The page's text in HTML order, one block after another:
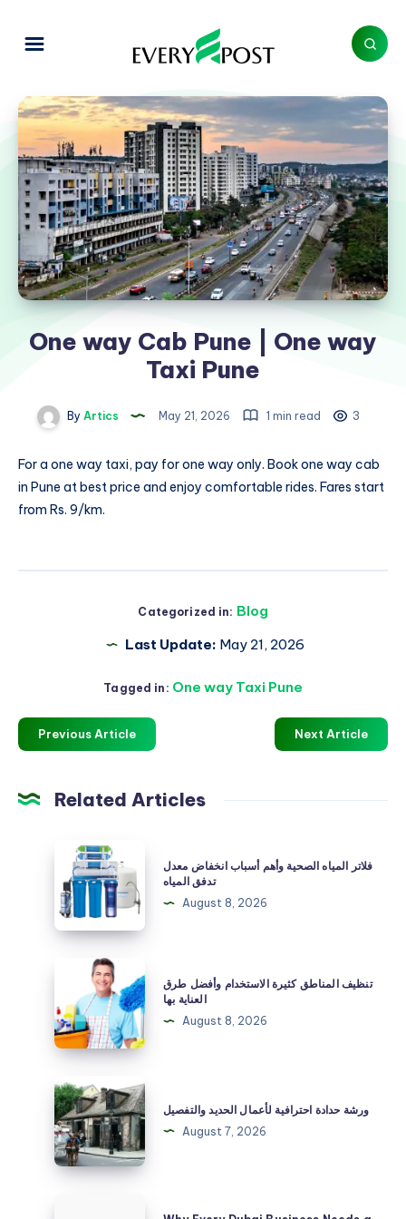
One way Cab Pune | One way
Taxi Pune
By Artics May 21, 2026 1 min read 3
For a one way taxi, pay for one way only. Bookone way cab
in Pune at best price and enjoy comfortable rides. Fares start
from Rs. 9/km.
Categorized in: Blog
Last Update: May 21, 2026
Tagged in: One way Taxi Pune
Previous Article Next Article
Related Articles
فلاتر
المياه
الصحية
وأهم
أسباب
انخفاض
تدفق
المياه
فلاتر المياه الصحية وأهم أسباب انخفاض معدل
تدفق المياه
August 8, 2026
المناطق
كثيرة
الاستخدام
وأفضل
طرق
العناية
بها
تنظيف المناطق كثيرة الاستخدام وأفضل طرق
العناية بها
August 8, 2026
ورشة
حدادة
احترافية
لأعمال
الحديد
ورشة حدادة احترافية لأعمال الحديد والتفصيل
August 7, 2026